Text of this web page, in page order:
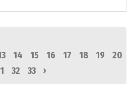
14 15 16 17 18 19
20
32 33 ›